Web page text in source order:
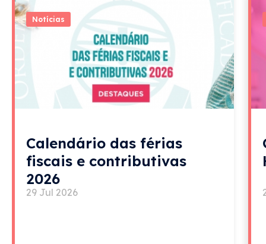
Notícias
Calendário das férias
fiscais e contributivas
2026
29 Jul 2026